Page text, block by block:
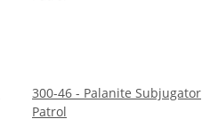
300-46 - Palanite Subjugator
Patrol